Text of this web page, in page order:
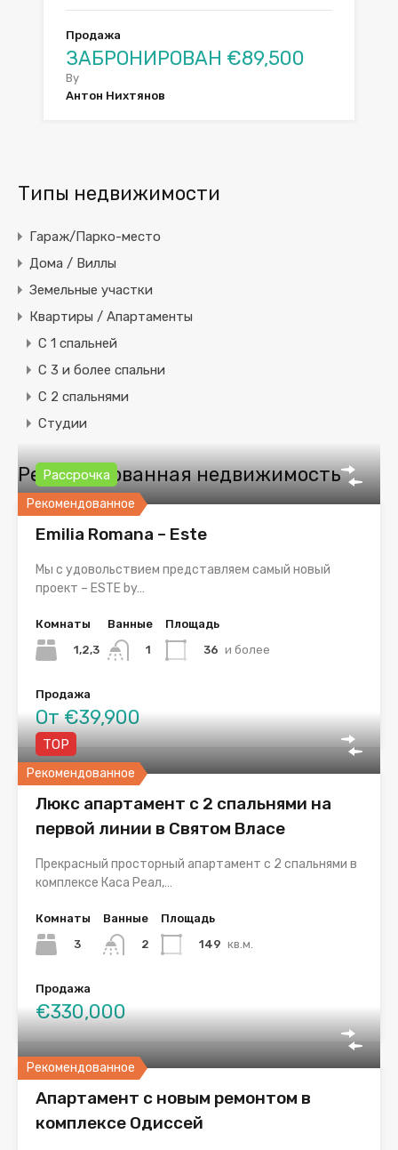
Продажа
ЗАБРОНИРОВАН €89,500
By
Антон Нихтянов
Типы недвижимости
Гараж/Парко-место
Дома / Виллы
Земельные участки
Квартиры / Апартаменты
C 1 спальней
C 3 и более спальни
С 2 спальнями
Студии
Рекомендованная недвижимость
Рекомендованное
Рассрочка
Emilia Romana – Este
Мы с удовольствием представляем самый новый
проект – ESTE by…
Комнаты
1,2,3
Ванные
1
Площадь
36 и более
Продажа
От €39,900
Рекомендованное
TOP
Люкс апартамент с 2 спальнями на
первой линии в Святом Власе
Прекрасный просторный апартамент с 2 спальнями в
комплексе Каса Реал,…
Комнаты
3
Ванные
2
Площадь
149 кв.м.
Продажа
€330,000
Рекомендованное
Апартамент с новым ремонтом в
комплексе Одиссей